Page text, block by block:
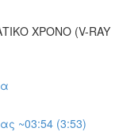
ΧΡΟΝΟ (V-RAY
~03:54 (3:53)